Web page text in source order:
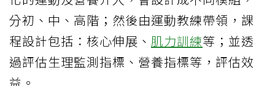
分初、中、高階；然後由運動教練帶領，課
程設計包括：核心伸展、 肌力訓練等；並透
過評估生理監測指標、營養指標等，評估效
益。